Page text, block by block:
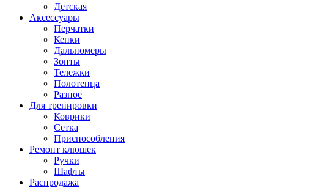
Детская
Аксессуары
Перчатки
Кепки
Дальномеры
Зонты
Тележки
Полотенца
Разное
Для тренировки
Коврики
Сетка
Приспособления
Ремонт клюшек
Ручки
Шафты
Распродажа